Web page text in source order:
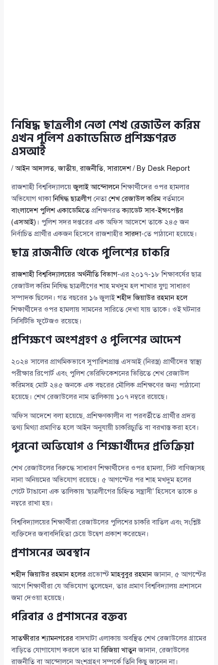
নিষিদ্ধ ছাত্রলীগ নেতা শেখ রেজাউল করিম
এখন পুলিশ একাডেমিতে প্রশিক্ষণরত
এসআই
/আইন আদালত,জাতীয়,রাজনীতি,সারাদেশ/ By Desk Report
রাজশাহী বিশ্ববিদ্যালয়েজুলাই আন্দোলনেশিক্ষার্থীদের ওপর হামলার
অভিযোগ থাকানিষিদ্ধ ছাত্রলীগনেতাশেখ রেজাউল করিমবর্তমানে
বাংলাদেশ পুলিশ একাডেমিতেপ্রশিক্ষণরতক্যাডেট সাব-ইন্সপেক্টর
(এসআই) । পুলিশ সদর দপ্তরের এক অফিস আদেশে তাকে ২৪৫ জন
নির্বাচিত প্রার্থীর একজন হিসেবে রাজশাহীরসারদা-তে পাঠানো হয়েছে।
ছাত্র রাজনীতি থেকে পুলিশের চাকরি
রাজশাহী বিশ্ববিদ্যালয়ের অর্থনীতি বিভাগ-এর ২০১৭-১৮ শিক্ষাবর্ষের ছাত্র
রেজাউল করিম নিষিদ্ধ ছাত্রলীগের শাহ মখদুম হল শাখার যুগ্ম সাধারণ
সম্পাদক ছিলেন। গত বছরের ১৬ জুলাইশহীদ জিয়াউর রহমান হলে
শিক্ষার্থীদের ওপর হামলায় সামনের সারিতে দেখা যায় তাকে। ওই ঘটনার
সিসিটিভি ফুটেজও রয়েছে।
প্রশিক্ষণে অংশগ্রহণ ও পুলিশের আদেশ
২০২৪ সালের প্রাথমিকভাবে সুপারিশপ্রাপ্ত এসআই (নিরস্ত্র) প্রার্থীদের স্বাস্থ্য
পরীক্ষার রিপোর্ট এবং পুলিশ ভেরিফিকেশনের ভিত্তিতে শেখ রেজাউল
করিমসহ মোট ২৪৫ জনকে এক বছরের মৌলিক প্রশিক্ষণের জন্য পাঠানো
হয়েছে। শেখ রেজাউলের নাম তালিকায় ১০৭ নম্বরে রয়েছে।
অফিস আদেশে বলা হয়েছে, প্রশিক্ষণকালীন বা পরবর্তীতে প্রার্থীর প্রদত্ত
তথ্য মিথ্যা প্রমাণিত হলে আইন অনুযায়ী চাকরিচ্যুতি বা বরখাস্ত করা হবে।
পুরনো অভিযোগ ও শিক্ষার্থীদের প্রতিক্রিয়া
শেখ রেজাউলের বিরুদ্ধে সাধারণ শিক্ষার্থীদের ওপর হামলা, সিট বাণিজ্যসহ
নানা অনিয়মের অভিযোগ রয়েছে। ৫ আগস্টের পর শাহ মখদুম হলের
গেটে টাঙানো এক তালিকায় ‘ছাত্রলীগের চিহ্নিত সন্ত্রাসী’ হিসেবে তাকে ৪
নম্বরে রাখা হয়।
বিশ্ববিদ্যালয়ের শিক্ষার্থীরা রেজাউলের পুলিশের চাকরি বাতিল এবং সংশ্লিষ্ট
ব্যক্তিদের জবাবদিহিতা চেয়ে উদ্বেগ প্রকাশ করেছেন।
প্রশাসনের অবস্থান
শহীদ জিয়াউর রহমান হলের প্রভোস্টমাহবুবুর রহমানজানান, ৫ আগস্টের
আগে শিক্ষার্থীরা যে অভিযোগ তুলেছেন, তার প্রমাণ বিশ্ববিদ্যালয় প্রশাসনে
জমা দেওয়া হয়েছে।
পরিবার ও প্রশাসনের বক্তব্য
সাতক্ষীরার শ্যামনগরেরবাদঘাটা এলাকায় অবস্থিত শেখ রেজাউলের গ্রামের
বাড়িতে যোগাযোগ করলে তার মারিজিয়া খাতুনজানান, রেজাউলের
রাজনীতি বা আন্দোলনে অংশগ্রহণ সম্পর্কে তিনি কিছু জানেন না।